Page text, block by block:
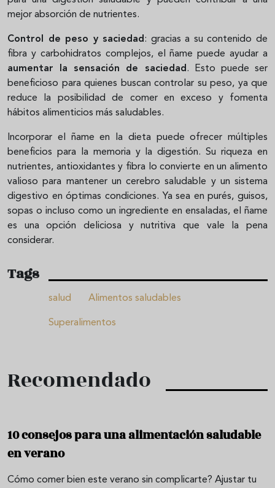
mejor absorción de nutrientes.
Control de peso y saciedad : gracias a su contenido de
fibra y carbohidratos complejos, el ñame puede ayudar a
aumentar la sensación de saciedad . Esto puede ser
beneficioso para quienes buscan controlar su peso, ya que
reduce la posibilidad de comer en exceso y fomenta
hábitos alimenticios más saludables.
Incorporar el ñame en la dieta puede ofrecer múltiples
beneficios para la memoria y la digestión. Su riqueza en
nutrientes, antioxidantes y fibra lo convierte en un alimento
valioso para mantener un cerebro saludable y un sistema
digestivo en óptimas condiciones. Ya sea en purés, guisos,
sopas o incluso como un ingrediente en ensaladas, el ñame
es una opción deliciosa y nutritiva que vale la pena
considerar.
Tags
salud Alimentos saludables
Superalimentos
Recomendado
10 consejos para una alimentación saludable
en verano
Cómo comer bien este verano sin complicarte? Ajustar tu